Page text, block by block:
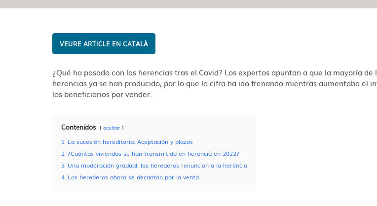
CATALÀ
¿Qué ha pasado con las herencias tras el Covid? Los expertos apuntan a que la mayoría de
herencias ya se han producido, por lo que la cifra ha ido frenando mientras aumentaba el
los beneficiarios por vender.
Contenidos ocultar
1 La sucesión hereditaria: Aceptación y plazos
2 ¿Cuántas viviendas se han transmitido en herencia en 2022?
3 Una moderación gradual: los herederos renuncian a la herencia
4 Los herederos ahora se decantan por la venta